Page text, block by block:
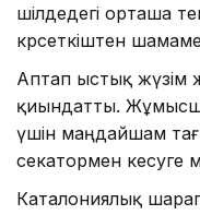
шілдедегі орташа
көрсеткіштен
Аптап ыстық
қиындатты.
үшін маңдайшам
секатормен кесуге
Каталониялық шарап